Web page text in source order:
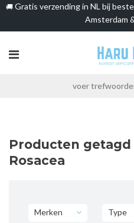
🚚 Gratis verzending in NL bij
Amsterdam
Producten
Rosacea
Merken Type